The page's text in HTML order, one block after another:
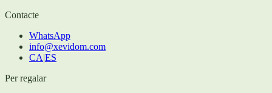
Contacte
WhatsApp
info@xevidom.com
CA|ES
Per regalar